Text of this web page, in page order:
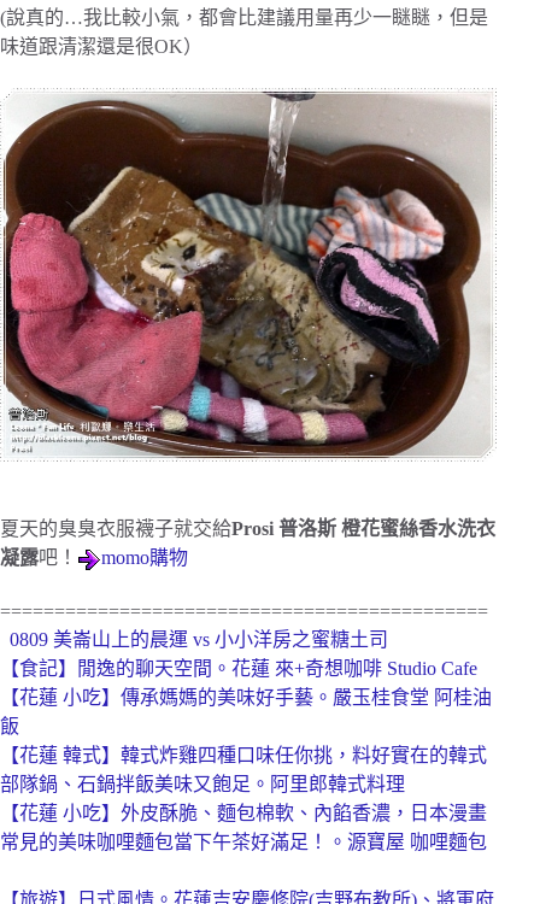
(說真的…我比較小氣，都會比建議用量再少一瞇瞇，但是
味道跟清潔還是很OK）
夏天的臭臭衣服襪子就交給Prosi 普洛斯 橙花蜜絲香水洗衣
凝露吧！ momo購物
=============================================
0809 美崙山上的晨運 vs 小小洋房之蜜糖土司
【食記】閒逸的聊天空間。花蓮 來+奇想咖啡 Studio Cafe
【花蓮 小吃】傳承媽媽的美味好手藝。嚴玉桂食堂 阿桂油
飯
【花蓮 韓式】韓式炸雞四種口味任你挑，料好實在的韓式
部隊鍋、石鍋拌飯美味又飽足。阿里郎韓式料理
【花蓮 小吃】外皮酥脆、麵包棉軟、內餡香濃，日本漫畫
常見的美味咖哩麵包當下午茶好滿足！。源寶屋 咖哩麵包
【旅遊】日式風情。花蓮吉安慶修院(吉野布教所)、將軍府